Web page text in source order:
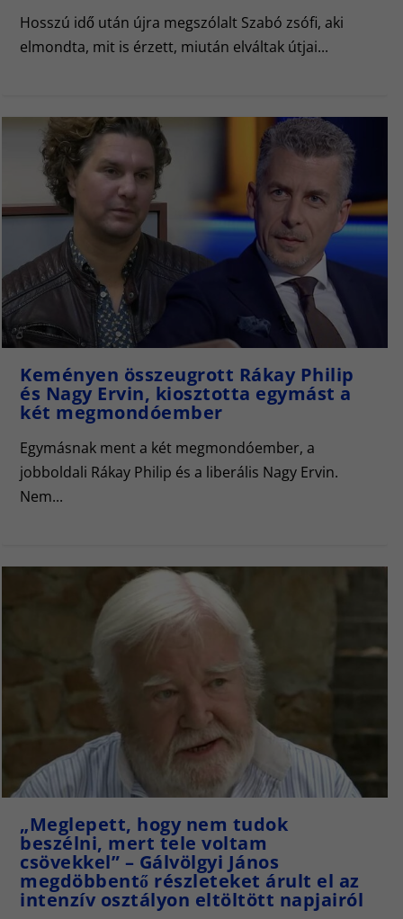
Hosszú idő után újra megszólalt Szabó zsófi, aki
elmondta, mit is érzett, miután elváltak útjai...
Keményen összeugrott Rákay Philip
és Nagy Ervin, kiosztotta egymást a
két megmondóember
Egymásnak ment a két megmondóember, a
jobboldali Rákay Philip és a liberális Nagy Ervin.
Nem...
„Meglepett, hogy nem tudok
beszélni, mert tele voltam
csövekkel” – Gálvölgyi János
megdöbbentő részleteket árult el az
intenzív osztályon eltöltött napjairól